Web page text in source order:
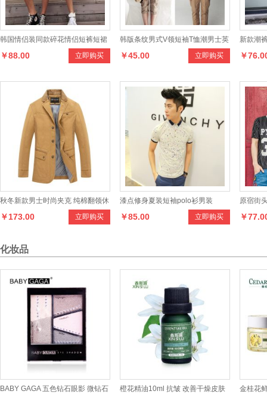
韩国情侣装同款碎花情侣短裤短裙
情侣装热裤沙滩裤迷你裙立即购买
￥88.00
韩版条纹男式V领短袖T恤潮男士英
伦复古打底衫 立即购买
￥45.00
新款潮
子
￥
秋冬新款男士时尚夹克 纯棉翻领休
闲百搭修身男式纯色外套上衣潮
立即购买
￥173.00
漆点修身夏装短袖polo衫男装
立即购买
￥85.00
原宿街
太空棉
￥
化妆品
BABY GAGA 五色钻石眼影 微钻石 橙花精油10ml 抗皱 改善干燥皮肤 金桂花